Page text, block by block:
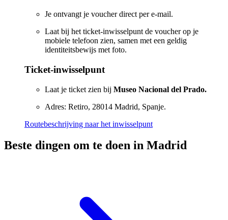
Je ontvangt je voucher direct per e-mail.
Laat bij het ticket-inwisselpunt de voucher op je
mobiele telefoon zien, samen met een geldig
identiteitsbewijs met foto.
Ticket-inwisselpunt
Laat je ticket zien bij Museo Nacional del Prado.
Adres: Retiro, 28014 Madrid, Spanje.
Routebeschrijving naar het inwisselpunt
Beste dingen om te doen in Madrid